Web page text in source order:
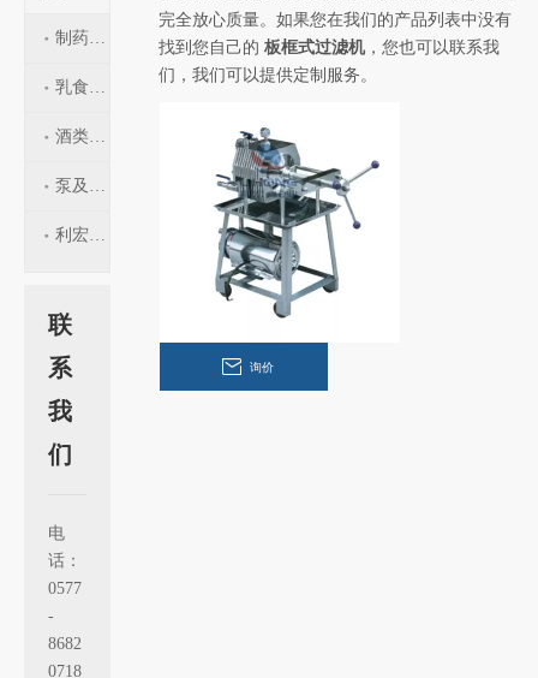
制药设备
乳食品设备
酒类酿造设备
泵及过滤器配件
利宏工程
联
系
我
们
电
话：
0577
-
8682
0718
完全放心质量。如果您在我们的产品列表中没有
找到您自己的 板框式过滤机，您也可以联系我
们，我们可以提供定制服务。
询价